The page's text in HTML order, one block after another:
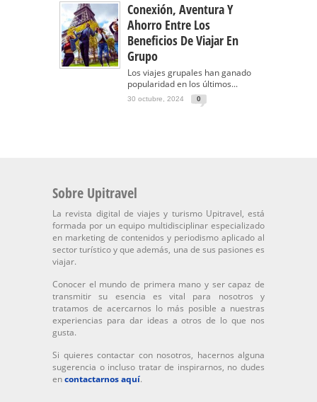
Conexión, Aventura Y
Ahorro Entre Los
Beneficios De Viajar En
Grupo
Los viajes grupales han ganado
popularidad en los últimos...
30 octubre, 2024 0
Sobre Upitravel
La revista digital de viajes y turismo Upitravel, está
formada por un equipo multidisciplinar especializado
en marketing de contenidos y periodismo aplicado al
sector turístico y que además, una de sus pasiones es
viajar.
Conocer el mundo de primera mano y ser capaz de
transmitir su esencia es vital para nosotros y
tratamos de acercarnos lo más posible a nuestras
experiencias para dar ideas a otros de lo que nos
gusta.
Si quieres contactar con nosotros, hacernos alguna
sugerencia o incluso tratar de inspirarnos, no dudes
encontactarnos aquí.